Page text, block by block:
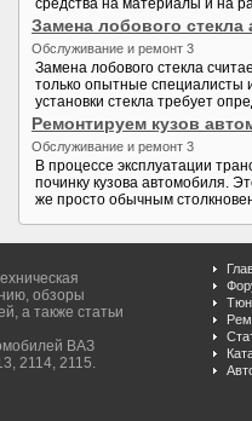
средства на материалы и на
Замена лобового стекла
Обслуживание и ремонт 3
Замена лобового стекла
только опытные специалисты
установки стекла требует
Ремонтируем кузов
Обслуживание и ремонт 3
В процессе эксплуатации
починку кузова автомобиля.
же просто обычным
обзоры
а также статьи
ВАЗ
2114, 2115.